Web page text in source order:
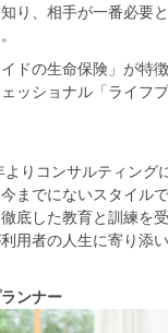
り、相手が一番必要
ドの生命保険」が特
ッショナル「ライフ
りコンサルティング
までにないスタイル
底した教育と訓練を
用者の人生に寄り添
ンナー